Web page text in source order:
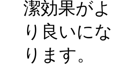
潔効果がよ
り良いにな
ります。